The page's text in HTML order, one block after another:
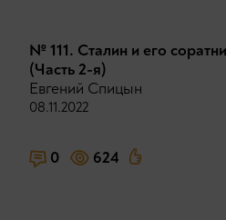
№ 111. Сталин и его
(Часть 2-я)
Евгений Спицын
08.11.2022
0 624